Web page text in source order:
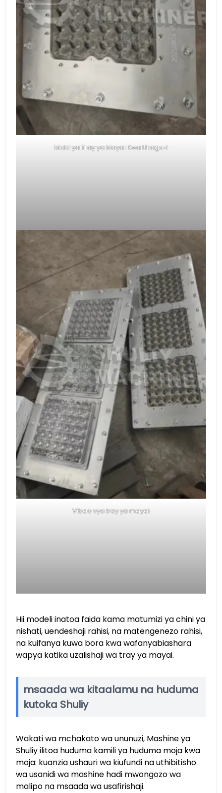
Mold ya Tray ya Mayai Kwa Ukaguzi
Vibao vya tray ya mayai
Hii modeli inatoa faida kama matumizi ya chini ya
nishati, uendeshaji rahisi, na matengenezo rahisi,
na kuifanya kuwa bora kwa wafanyabiashara
wapya katika uzalishaji wa tray ya mayai.
msaada wa kitaalamu na huduma
kutoka Shuliy
Wakati wa mchakato wa ununuzi, Mashine ya
Shuliy ilitoa huduma kamili ya huduma moja kwa
moja: kuanzia ushauri wa kiufundi na uthibitisho
wa usanidi wa mashine hadi mwongozo wa
malipo na msaada wa usafirishaji.